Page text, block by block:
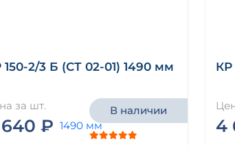
150-2/3 Б (СТ 02-01) 1490 мм
за шт.
₽
В наличии
КР
4